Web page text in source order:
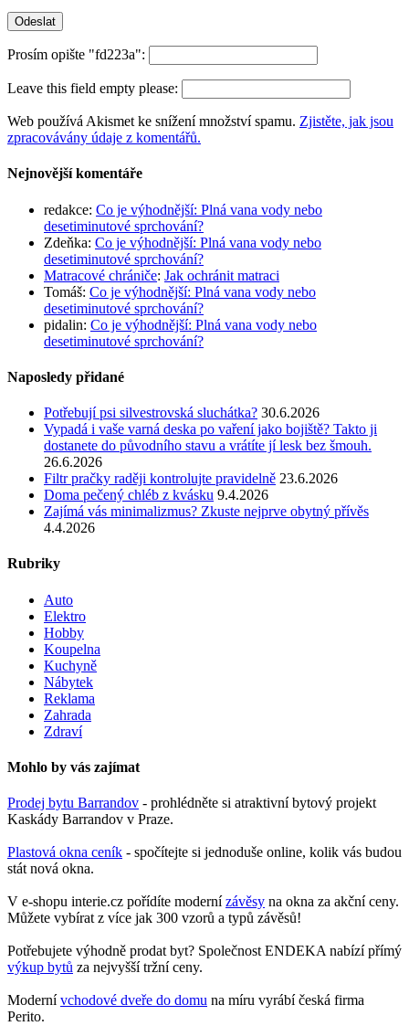
Prosím opište "fd223a":
Leave this field empty please:
Web používá Akismet ke snížení množství spamu. Zjistěte, jak jsou
zpracovávány údaje z komentářů.
Nejnovější komentáře
redakce: Co je výhodnější: Plná vana vody nebo
desetiminutové sprchování?
Zdeňka: Co je výhodnější: Plná vana vody nebo
desetiminutové sprchování?
Matracové chrániče: Jak ochránit matraci
Tomáš: Co je výhodnější: Plná vana vody nebo
desetiminutové sprchování?
pidalin: Co je výhodnější: Plná vana vody nebo
desetiminutové sprchování?
Naposledy přidané
Potřebují psi silvestrovská sluchátka? 30.6.2026
Vypadá i vaše varná deska po vaření jako bojiště? Takto ji
dostanete do původního stavu a vrátíte jí lesk bez šmouh.
26.6.2026
Filtr pračky raději kontrolujte pravidelně 23.6.2026
Doma pečený chléb z kvásku 9.4.2026
Zajímá vás minimalizmus? Zkuste nejprve obytný přívěs
4.4.2026
Rubriky
Auto
Elektro
Hobby
Koupelna
Kuchyně
Nábytek
Reklama
Zahrada
Zdraví
Mohlo by vás zajímat
Prodej bytu Barrandov - prohlédněte si atraktivní bytový projekt
Kaskády Barrandov v Praze.
Plastová okna ceník - spočítejte si jednoduše online, kolik vás budou
stát nová okna.
V e-shopu interie.cz pořídíte modernízávěsy na okna za akční ceny.
Můžete vybírat z více jak 300 vzorů a typů závěsů!
Potřebujete výhodně prodat byt? Společnost ENDEKA nabízí přímý
výkup bytů za nejvyšší tržní ceny.
Modernívchodové dveře do domu na míru vyrábí česká firma
Perito.